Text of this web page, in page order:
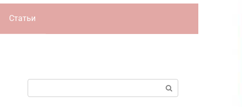
Статьи